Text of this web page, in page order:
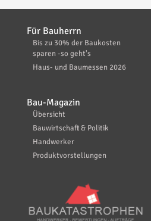
Für Bauherrn
Bis zu 30% der Baukosten
sparen -so geht's
Haus- und Baumessen 2026
Bau-Magazin
Übersicht
Bauwirtschaft & Politik
Handwerker
Produktvorstellungen